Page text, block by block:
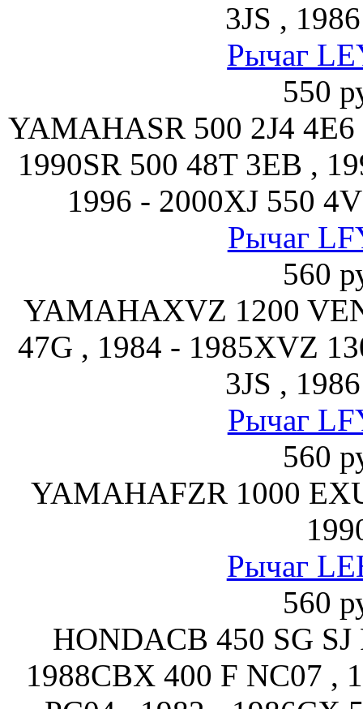
3JS ,
Рычаг
550
YAMAHASR 500 2J4
1990SR 500 48T 3EB ,
1996 - 2000XJ 550
Рычаг
560
YAMAHAXVZ 1200
47G , 1984 - 1985XVZ
3JS ,
Рычаг
560
YAMAHAFZR 1000
Рычаг
560
HONDACB 450 SG SJ
1988CBX 400 F NC07 ,